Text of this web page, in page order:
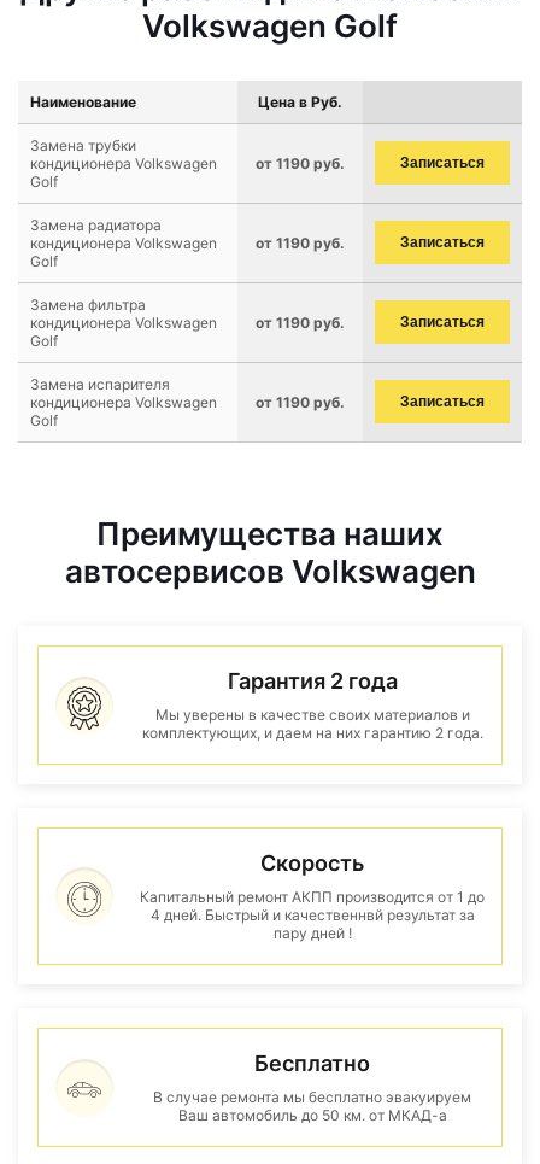
Volkswagen Golf
Наименование Цена в Руб.
Замена трубки
кондиционера Volkswagen
Golf
от 1190 руб. Записаться
Замена радиатора
кондиционера Volkswagen
Golf
от 1190 руб. Записаться
Замена фильтра
кондиционера Volkswagen
Golf
от 1190 руб. Записаться
Замена испарителя
кондиционера Volkswagen
Golf
от 1190 руб. Записаться
Преимущества наших
автосервисов Volkswagen
Гарантия 2 года
Мы уверены в качестве своих материалов и
комплектующих, и даем на них гарантию 2 года.
Скорость
Капитальный ремонт АКПП производится от 1 до
4 дней. Быстрый и качественнвй результат за
пару дней !
Бесплатно
В случае ремонта мы бесплатно эвакуируем
Ваш автомобиль до 50 км. от МКАД-а